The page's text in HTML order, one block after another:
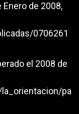
Enero de 2008,
0706261
el 2008 de
pa